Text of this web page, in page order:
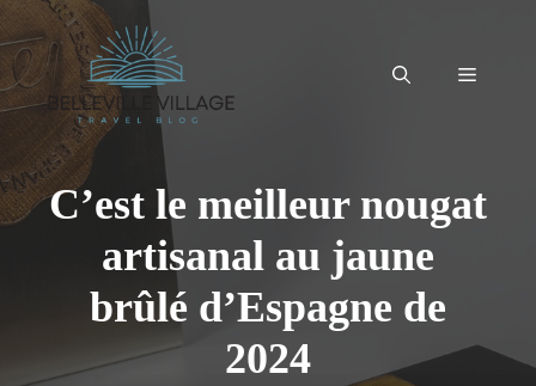
au
contenu
Menu
C’est le meilleur nougat
artisanal au jaune
brûlé d’Espagne de
2024